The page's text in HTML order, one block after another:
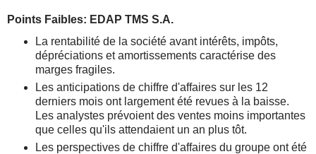
Points Faibles: EDAP TMS S.A.
La rentabilité de la société avant intérêts, impôts,
dépréciations et amortissements caractérise des
marges fragiles.
Les anticipations de chiffre d'affaires sur les 12
derniers mois ont largement été revues à la baisse.
Les analystes prévoient des ventes moins importantes
que celles qu'ils attendaient un an plus tôt.
Les perspectives de chiffre d'affaires du groupe ont été